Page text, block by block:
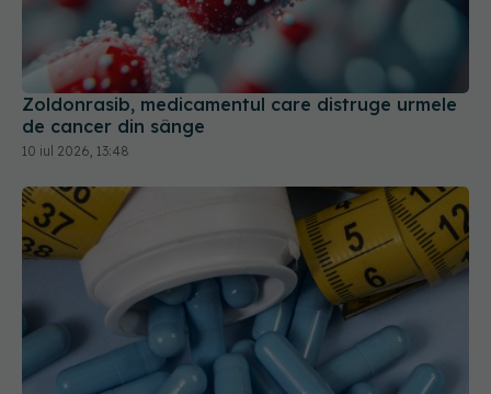
Zoldonrasib, medicamentul care distruge urmele
de cancer din sânge
10 iul 2026, 13:48